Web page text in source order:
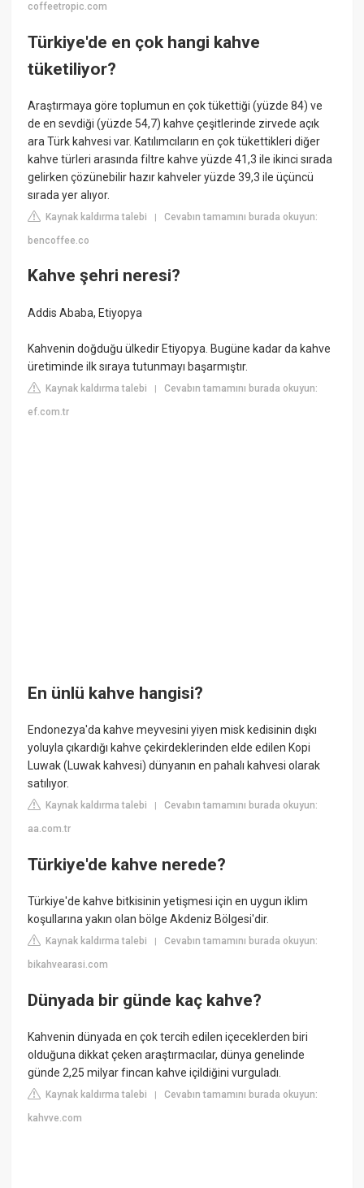
coffeetropic.com
Türkiye'de en çok hangi kahve
tüketiliyor?
Araştırmaya göre toplumun en çok tükettiği (yüzde 84) ve
de en sevdiği (yüzde 54,7) kahve çeşitlerinde zirvede açık
ara Türk kahvesi var. Katılımcıların en çok tükettikleri diğer
kahve türleri arasında filtre kahve yüzde 41,3 ile ikinci sırada
gelirken çözünebilir hazır kahveler yüzde 39,3 ile üçüncü
sırada yer alıyor.
Kaynak kaldırma talebi |Cevabın tamamını burada okuyun:
bencoffee.co
Kahve şehri neresi?
Addis Ababa, Etiyopya
Kahvenin doğduğu ülkedir Etiyopya. Bugüne kadar da kahve
üretiminde ilk sıraya tutunmayı başarmıştır.
Kaynak kaldırma talebi |Cevabın tamamını burada okuyun:
ef.com.tr
En ünlü kahve hangisi?
Endonezya'da kahve meyvesini yiyen misk kedisinin dışkı
yoluyla çıkardığı kahve çekirdeklerinden elde edilen Kopi
Luwak (Luwak kahvesi) dünyanın en pahalı kahvesi olarak
satılıyor.
Kaynak kaldırma talebi |Cevabın tamamını burada okuyun:
aa.com.tr
Türkiye'de kahve nerede?
Türkiye'de kahve bitkisinin yetişmesi için en uygun iklim
koşullarına yakın olan bölge Akdeniz Bölgesi'dir.
Kaynak kaldırma talebi |Cevabın tamamını burada okuyun:
bikahvearasi.com
Dünyada bir günde kaç kahve?
Kahvenin dünyada en çok tercih edilen içeceklerden biri
olduğuna dikkat çeken araştırmacılar, dünya genelinde
günde 2,25 milyar fincan kahve içildiğini vurguladı.
Kaynak kaldırma talebi |Cevabın tamamını burada okuyun:
kahvve.com